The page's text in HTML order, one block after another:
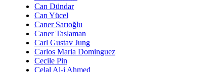
Can Dündar
Can Yücel
Caner Sarıoğlu
Caner Taslaman
Carl Gustav Jung
Carlos Maria Dominguez
Cecile Pin
Celal Al-i Ahmed